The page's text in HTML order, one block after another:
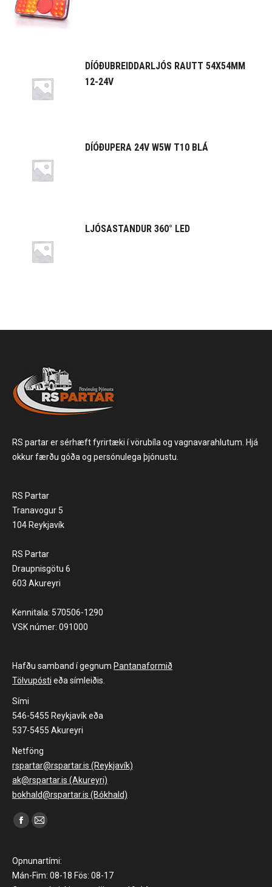
DÍÓÐUBREIDDARLJÓS RAUTT 54X54MM
12-24V
DÍÓÐUPERA 24V W5W T10 BLÁ
LJÓSASTANDUR 360° LED
RS partar er sérhæft fyrirtæki í vörubíla og vagnavarahlutum. Hjá
okkur færðu góða og persónulega þjónustu.
RS Partar
Tranavogur 5
104 Reykjavík
RS Partar
Draupnisgötu 6
603 Akureyri
Kennitala: 570506-1290
VSK númer: 091000
Hafðu samband í gegnum Pantanaformið
Tölvupósti eða símleiðis.
Sími
546-5455 Reykjavík eða
537-5455 Akureyri
Netföng
rspartar@rspartar.is (Reykjavík)
ak@rspartar.is (Akureyri)
bokhald@rspartar.is (Bókhald)
Find us on:
Facebook
opens
in
Mail
opens
in
Opnunartími:
Mán-Fim: 08-18 Fös: 08-17